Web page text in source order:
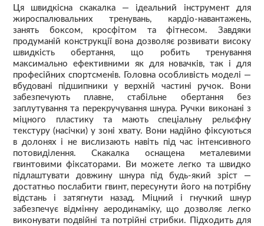
Ця швидкісна скакалка — ідеальний інструмент для
жироспалювальних тренувань, кардіо-навантажень,
занять боксом, кросфітом та фітнесом. Завдяки
продуманій конструкції вона дозволяє розвивати високу
швидкість обертання, що робить тренування
максимально ефективними як для новачків, так і для
професійних спортсменів. Головна особливість моделі —
вбудовані підшипники у верхній частині ручок. Вони
забезпечують плавне, стабільне обертання без
заплутування та перекручування шнура. Ручки виконані з
міцного пластику та мають спеціальну рельєфну
текстуру (насічки) у зоні хвату. Вони надійно фіксуються
в долонях і не вислизають навіть під час інтенсивного
потовиділення. Скакалка оснащена металевими
гвинтовими фіксаторами. Ви можете легко та швидко
підлаштувати довжину шнура під будь-який зріст —
достатньо послабити гвинт, пересунути його на потрібну
відстань і затягнути назад. Міцний і гнучкий шнур
забезпечує відмінну аеродинаміку, що дозволяє легко
виконувати подвійні та потрійні стрибки. Підходить для